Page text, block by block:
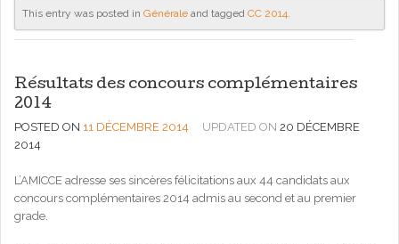
This entry was posted in Générale and tagged CC 2014.
Résultats des concours complémentaires
2014
POSTED ON 11 DÉCEMBRE 2014 UPDATED ON 20 DÉCEMBRE
2014
L’AMICCE adresse ses sincères félicitations aux 44 candidats aux
concours complémentaires 2014 admis au second et au premier
grade.